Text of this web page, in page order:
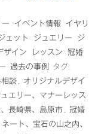
ー イベント情報
イヤリ
ェット ジュエリー
ジ
ザイン レッスン
冠婚
過去の事例
タグ:
談
オリジナルデザイ
エリー、マナーレッス
長崎県、島原市
冠婚
ート、宝石の山之内、